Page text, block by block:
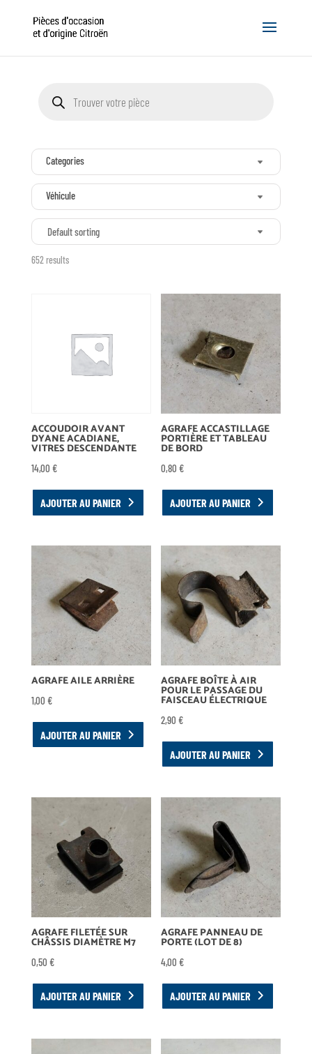
produits
Categories
Véhicule
Default sorting
652 results
ACCOUDOIR AVANT
DYANE ACADIANE,
VITRES DESCENDANTE
14,00 €
AJOUTER AU PANIER
AGRAFE ACCASTILLAGE
PORTIÈRE ET TABLEAU
DE BORD
0,80€
AJOUTER AU PANIER
AGRAFE AILE ARRIÈRE
1,00 €
AJOUTER AU PANIER
AGRAFE BOÎTE À AIR
POUR LE PASSAGE DU
FAISCEAU ÉLECTRIQUE
2,90€
AJOUTER AU PANIER
AGRAFE FILETÉE SUR
CHÂSSIS DIAMÈTRE M7
0,50 €
AJOUTER AU PANIER
AGRAFE PANNEAU DE
PORTE (LOT DE 8)
4,00€
AJOUTER AU PANIER